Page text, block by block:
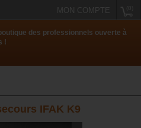
MON COMPTE
des professionnels ouverte à
!
IFAK K9